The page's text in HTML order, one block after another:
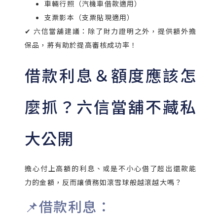
車輛行照（汽機車借款適用）
支票影本（支票貼現適用）
✔ 六信當舖建議：除了財力證明之外，提供額外擔
保品，將有助於提高審核成功率！
借款利息＆額度應該怎
麼抓？六信當舖不藏私
大公開
擔心付上高額的利息、或是不小心借了超出還款能
力的金額，反而讓債務如滾雪球般越滾越大嗎？
📌借款利息：